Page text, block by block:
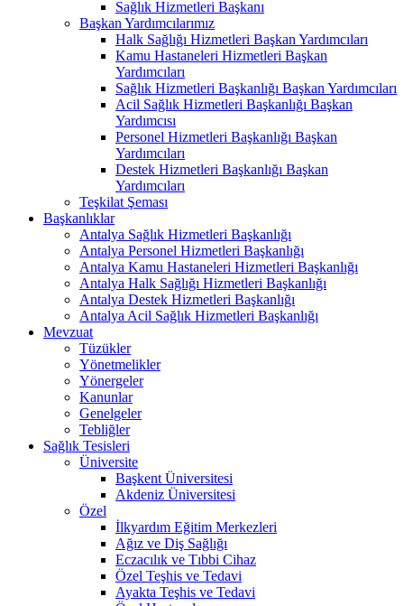
Sağlık Hizmetleri Başkanı
Başkan Yardımcılarımız
Halk Sağlığı Hizmetleri Başkan Yardımcıları
Kamu Hastaneleri Hizmetleri Başkan
Yardımcıları
Sağlık Hizmetleri Başkanlığı Başkan Yardımcıları
Acil Sağlık Hizmetleri Başkanlığı Başkan
Yardımcısı
Personel Hizmetleri Başkanlığı Başkan
Yardımcıları
Destek Hizmetleri Başkanlığı Başkan
Yardımcıları
Teşkilat Şeması
Başkanlıklar
Antalya Sağlık Hizmetleri Başkanlığı
Antalya Personel Hizmetleri Başkanlığı
Antalya Kamu Hastaneleri Hizmetleri Başkanlığı
Antalya Halk Sağlığı Hizmetleri Başkanlığı
Antalya Destek Hizmetleri Başkanlığı
Antalya Acil Sağlık Hizmetleri Başkanlığı
Mevzuat
Tüzükler
Yönetmelikler
Yönergeler
Kanunlar
Genelgeler
Tebliğler
Sağlık Tesisleri
Üniversite
Başkent Üniversitesi
Akdeniz Üniversitesi
Özel
İlkyardım Eğitim Merkezleri
Ağız ve Diş Sağlığı
Eczacılık ve Tıbbi Cihaz
Özel Teşhis ve Tedavi
Ayakta Teşhis ve Tedavi